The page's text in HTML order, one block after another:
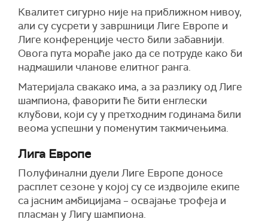
Квалитет сигурно није на приближном нивоу,
али су сусрети у завршници Лиге Европе и
Лиге конференције често били забавнији.
Овога пута мораће јако да се потруде како би
надмашили чланове елитног ранга.
Материјала свакако има, а за разлику од Лиге
шампиона, фаворити ће бити енглески
клубови, који су у претходним годинама били
веома успешни у поменутим такмичењима.
Лига Европе
Полуфинални дуели Лиге Европе доносе
расплет сезоне у којој су се издвојиле екипе
са јасним амбицијама – освајање трофеја и
пласман у Лигу шампиона.